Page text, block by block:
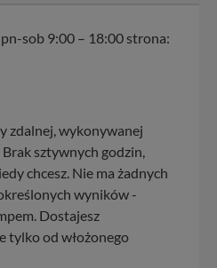
sob 9:00 – 18:00 strona:
zdalnej, wykonywanej
sztywnych godzin,
chcesz. Nie ma żadnych
wyników -
Dostajesz
tylko od włożonego